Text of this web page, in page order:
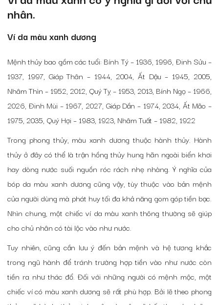
nhân.
Ví da màu xanh dương
Mệnh thủy bao gồm các tuổi: Bính Tý – 1936, 1996, Đinh Sửu –
1937, 1997, Giáp Thân – 1944, 2004, Ất Dậu – 1945, 2005,
Nhâm Thìn – 1952, 2012, Quý Tỵ – 1953, 2013, Bính Ngọ – 1966,
2026, Đinh Mùi – 1967, 2027, Giáp Dần – 1974, 2034, Ất Mão –
1975, 2035, Quý Hợi – 1983, 1923, Nhâm Tuất – 1982, 1922
Trong phong thủy, màu xanh dương thuộc hành thủy. Hành
thủy ở đây có thể là trận hồng thủy hung hãn ngoài biển khơi
hay dòng nước suối nguồn róc rách nhẹ nhàng. Ý nghĩa của
bóp da màu xanh dương cũng vậy, tùy thuộc vào bản mệnh
của người dùng mà phát huy tối đa khả năng gom góp tiền bạc.
Nhìn chung, một chiếc ví da màu xanh thông thường sẽ giúp
cho chủ nhân có tài lộc vào như nước.
Tuy nhiên, cũng cần lưu ý đến bản mệnh và hệ tương khắc
trong ngũ hành để tránh trường hợp tiền vào như nước còn
tiền ra như thác đổ. Đối với những người có mệnh mộc, một
chiếc ví có màu xanh dương sẽ rất phù hợp. Bởi lẽ theo phong